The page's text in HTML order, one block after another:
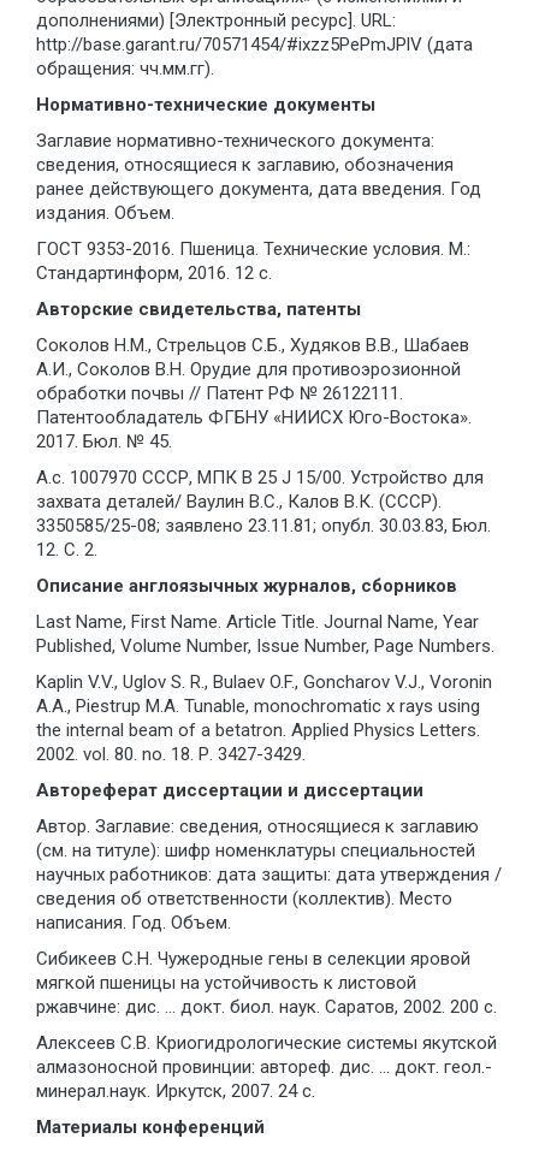
дополнениями) [Электронный ресурс]. URL:
http://base.garant.ru/70571454/#ixzz5PePmJPlV (дата
обращения: чч.мм.гг).
Нормативно-технические документы
Заглавие нормативно-технического документа:
сведения, относящиеся к заглавию, обозначения
ранее действующего документа, дата введения. Год
издания. Объем.
ГОСТ 9353-2016. Пшеница. Технические условия. М.:
Стандартинформ, 2016. 12 с.
Авторские свидетельства, патенты
Соколов Н.М., Стрельцов С.Б., Худяков В.В., Шабаев
А.И., Соколов В.Н. Орудие для противоэрозионной
обработки почвы // Патент РФ № 26122111.
Патентообладатель ФГБНУ «НИИСХ Юго-Востока».
2017. Бюл. № 45.
А.с. 1007970 СССР, МПК B 25 J 15/00. Устройство для
захвата деталей/ Ваулин В.С., Калов В.К. (СССР).
3350585/25-08; заявлено 23.11.81; опубл. 30.03.83, Бюл.
12. С. 2.
Описание англоязычных журналов, сборников
Last Name, First Name. Article Title. Journal Name, Year
Published, Volume Number, Issue Number, Page Numbers.
Kaplin V.V., Uglov S. R., Bulaev O.F., Goncharov V.J., Voronin
A.A., Piestrup M.A. Tunable, monochromatic x rays using
the internal beam of a betatron. Applied Physics Letters.
2002. vol. 80. no. 18. Р. 3427-3429.
Автореферат диссертации и диссертации
Автор. Заглавие: сведения, относящиеся к заглавию
(см. на титуле): шифр номенклатуры специальностей
научных работников: дата защиты: дата утверждения /
сведения об ответственности (коллектив). Место
написания. Год. Объем.
Сибикеев С.Н. Чужеродные гены в селекции яровой
мягкой пшеницы на устойчивость к листовой
ржавчине: дис. … докт. биол. наук. Саратов, 2002. 200 с.
Алексеев С.В. Криогидрологические системы якутской
алмазоносной провинции: автореф. дис. … докт. геол.-
минерал.наук. Иркутск, 2007. 24 с.
Материалы конференций